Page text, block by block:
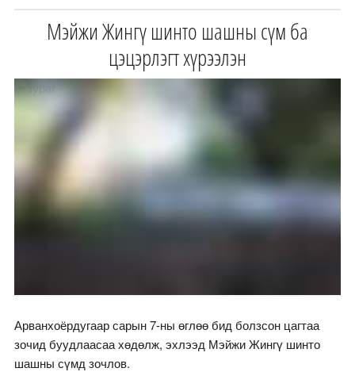
Мэйжи Жингү шинто шашны сүм ба
цэцэрлэгт хүрээлэн
Арванхоёрдугаар сарын 7-ны өглөө бид болзсон цагтаа
зочид буудлаасаа хөдөлж, эхлээд Мэйжи Жингү шинто
шашны сүмд зочлов.